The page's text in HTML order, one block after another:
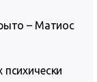
– Матиос